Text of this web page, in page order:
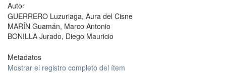
Autor
GUERRERO Luzuriaga, Aura del Cisne
MARÍN Guamán, Marco Antonio
BONILLA Jurado, Diego Mauricio
Metadatos
Mostrar el registro completo del ítem